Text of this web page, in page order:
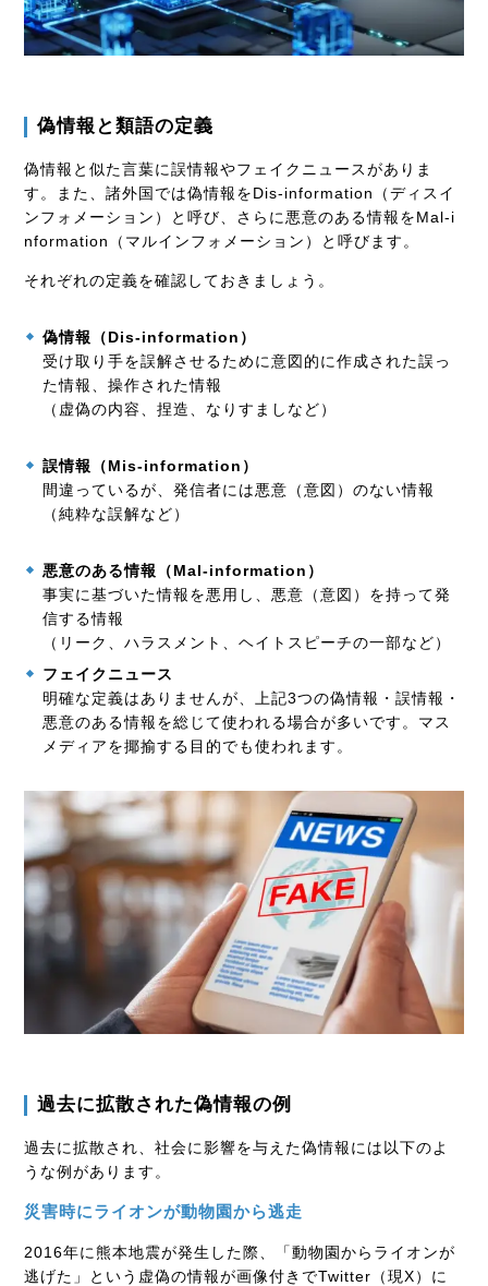
偽情報と類語の定義
偽情報と似た言葉に誤情報やフェイクニュースがありま
す。また、諸外国では偽情報をDis-information（ディスイ
ンフォメーション）と呼び、さらに悪意のある情報をMal-i
nformation（マルインフォメーション）と呼びます。
それぞれの定義を確認しておきましょう。
偽情報（Dis-information）
受け取り手を誤解させるために意図的に作成された誤っ
た情報、操作された情報
（虚偽の内容、捏造、なりすましなど）
誤情報（Mis-information）
間違っているが、発信者には悪意（意図）のない情報
（純粋な誤解など）
悪意のある情報（Mal-information）
事実に基づいた情報を悪用し、悪意（意図）を持って発
信する情報
（リーク、ハラスメント、ヘイトスピーチの一部など）
フェイクニュース
明確な定義はありませんが、上記3つの偽情報・誤情報・
悪意のある情報を総じて使われる場合が多いです。マス
メディアを揶揄する目的でも使われます。
過去に拡散された偽情報の例
過去に拡散され、社会に影響を与えた偽情報には以下のよ
うな例があります。
災害時にライオンが動物園から逃走
2016年に熊本地震が発生した際、「動物園からライオンが
逃げた」という虚偽の情報が画像付きでTwitter（現X）に